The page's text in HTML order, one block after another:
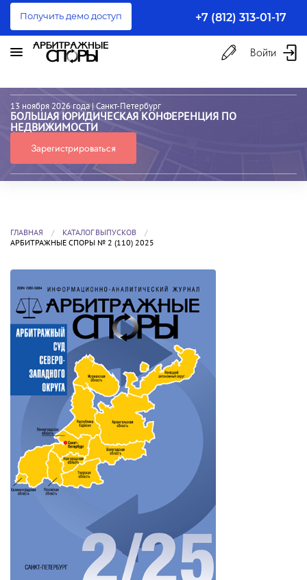
Получить демо доступ +7 (812) 313-01-17
Войти
13 ноября 2026 года | Санкт-Петербург
БОЛЬШАЯ ЮРИДИЧЕСКАЯ КОНФЕРЕНЦИЯ ПО
НЕДВИЖИМОСТИ
Зарегистрироваться
ГЛАВНАЯ
КАТАЛОГ ВЫПУСКОВ
АРБИТРАЖНЫЕ СПОРЫ № 2 (110) 2025